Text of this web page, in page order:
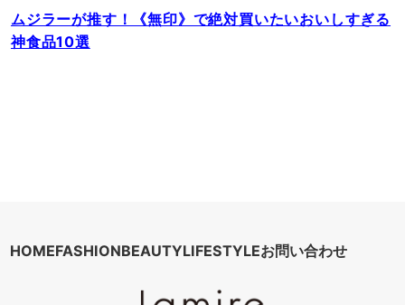
ムジラーが推す！《無印》で絶対買いたいおいしすぎる
神食品10選
HOMEFASHIONBEAUTYLIFESTYLEお問い合わせ